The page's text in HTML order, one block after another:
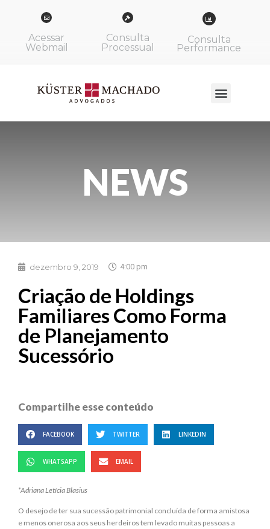
Acessar
Webmail
Consulta
Processual
Consulta
Performance
NEWS
dezembro 9, 2019 4:00 pm
Criação de Holdings
Familiares Como Forma
de Planejamento
Sucessório
Compartilhe esse conteúdo
FACEBOOK TWITTER LINKEDIN
WHATSAPP EMAIL
*Adriana Letícia Blasius
O desejo de ter sua sucessão patrimonial concluída de forma amistosa
e menos onerosa aos seus herdeiros tem levado muitas pessoas a